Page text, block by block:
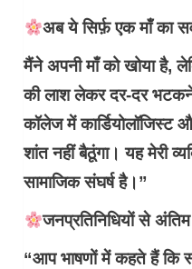
अब ये सिर्फ़ एक माँ का
मैंने अपनी माँ को खोया है,
की लाश लेकर दर-दर
कॉलेज में कार्डियोलॉजिस्ट
शांत नहीं बैठूंगा। यह मेरी
सामाजिक संघर्ष है।”
जनप्रतिनिधियों से
“आप भाषणों में कहते हैं कि